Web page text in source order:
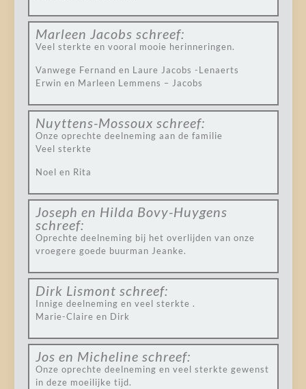
Marleen Jacobs schreef:
Veel sterkte en vooral mooie herinneringen.
Vanwege Fernand en Laure Jacobs -Lenaerts
Erwin en Marleen Lemmens – Jacobs
Nuyttens-Mossoux schreef:
Onze oprechte deelneming aan de familie
Veel sterkte
Noel en Rita
Joseph en Hilda Bovy-Huygens
schreef:
Oprechte deelneming bij het overlijden van onze
vroegere goede buurman Jeanke.
Dirk Lismont schreef:
Innige deelneming en veel sterkte .
Marie-Claire en Dirk
Jos en Micheline schreef:
Onze oprechte deelneming en veel sterkte gewenst
in deze moeilijke tijd.